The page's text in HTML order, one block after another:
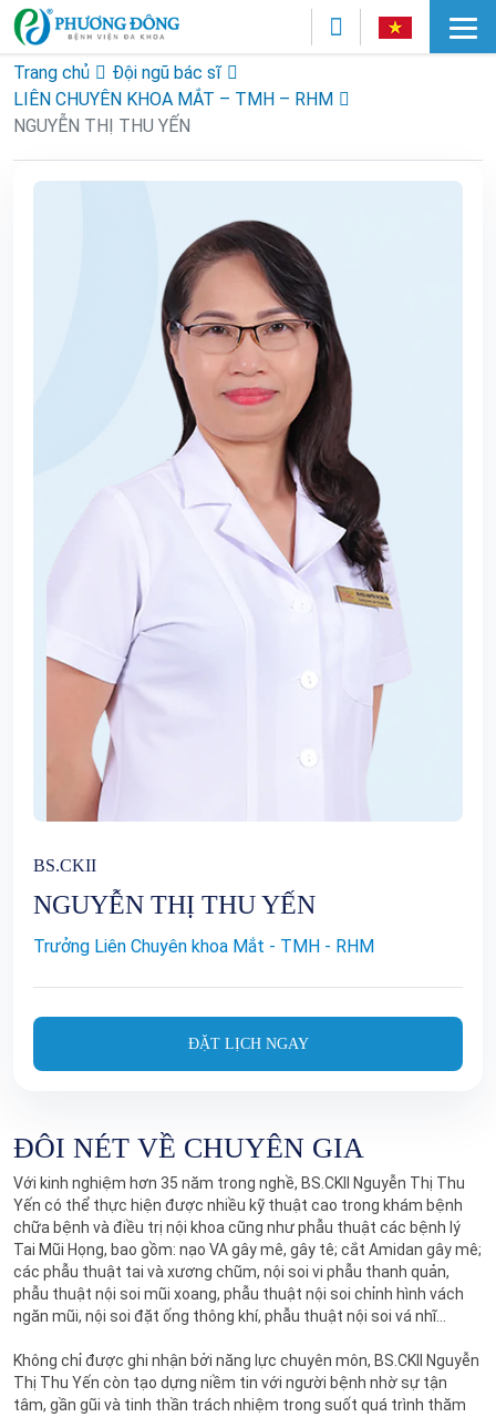
Trang chủ
Đội ngũ bác sĩ
LIÊN CHUYÊN KHOA MẮT – TMH – RHM
NGUYỄN THỊ THU YẾN
BS.CKII
NGUYỄN THỊ THU YẾN
Trưởng Liên Chuyên khoa Mắt - TMH - RHM
ĐẶT LỊCH NGAY
ĐÔI NÉT VỀ CHUYÊN GIA
Với kinh nghiệm hơn 35 năm trong nghề, BS.CKII Nguyễn Thị Thu
Yến có thể thực hiện được nhiều kỹ thuật cao trong khám bệnh
chữa bệnh và điều trị nội khoa cũng như phẫu thuật các bệnh lý
Tai Mũi Họng, bao gồm: nạo VA gây mê, gây tê; cắt Amidan gây mê;
các phẫu thuật tai và xương chũm, nội soi vi phẫu thanh quản,
phẫu thuật nội soi mũi xoang, phẫu thuật nội soi chỉnh hình vách
ngăn mũi, nội soi đặt ống thông khí, phẫu thuật nội soi vá nhĩ...
Không chỉ được ghi nhận bởi năng lực chuyên môn, BS.CKII Nguyễn
Thị Thu Yến còn tạo dựng niềm tin với người bệnh nhờ sự tận
tâm, gần gũi và tinh thần trách nhiệm trong suốt quá trình thăm